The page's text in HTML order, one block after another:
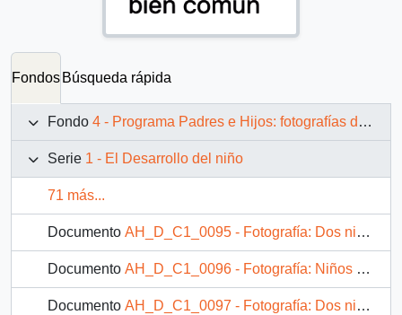
Fondos Búsqueda rápida
Fondo 4 - Programa Padres e Hijos: fotografías de Juan Maino
Serie 1 - El Desarrollo del niño
71 más...
Documento AH_D_C1_0095 - Fotografía: Dos niños pequeños junto a una acequia
Documento AH_D_C1_0096 - Fotografía: Niños en el interior de una sala de clases
Documento AH_D_C1_0097 - Fotografía: Dos niños pequeños junto a una acequia